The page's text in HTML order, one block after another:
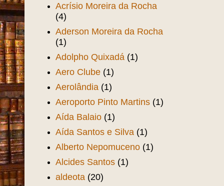
Acrísio Moreira da Rocha
(4)
Aderson Moreira da Rocha
(1)
Adolpho Quixadá (1)
Aero Clube (1)
Aerolândia (1)
Aeroporto Pinto Martins (1)
Aída Balaio (1)
Aída Santos e Silva (1)
Alberto Nepomuceno (1)
Alcides Santos (1)
aldeota (20)